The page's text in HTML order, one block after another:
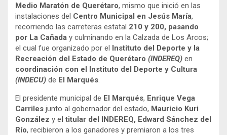
Medio Maratón de Querétaro, mismo que inició en las
instalaciones del Centro Municipal en Jesús María,
recorriendo las carreteras estatal 210 y 200, pasando
por La Cañada y culminando en la Calzada de Los Arcos;
el cual fue organizado por el Instituto del Deporte y la
Recreación del Estado de Querétaro (INDEREQ) en
coordinación con el Instituto del Deporte y Cultura
(INDECU) de El Marqués
El presidente municipal de El Marqués, Enrique Vega
Carriles junto al gobernador del estado, Mauricio Kuri
González y el titular del INDEREQ, Edward Sánchez del
Río, recibieron a los ganadores y premiaron a los tres